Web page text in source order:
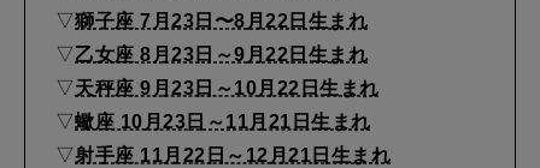
WORK&MONEY
MAGAZINE
特集
▽獅子座 7月23日〜8月22日生まれ
▽乙女座 8月23日～9月22日生まれ
▽天秤座 9月23日～10月22日生まれ
▽蠍座 10月23日～11月21日生まれ
▽射手座 11月22日～12月21日生まれ